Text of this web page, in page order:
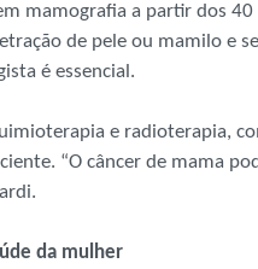
mamografia a partir dos
de pele ou mamilo e
é essencial.
e radioterapia,
“O câncer de mama
da mulher